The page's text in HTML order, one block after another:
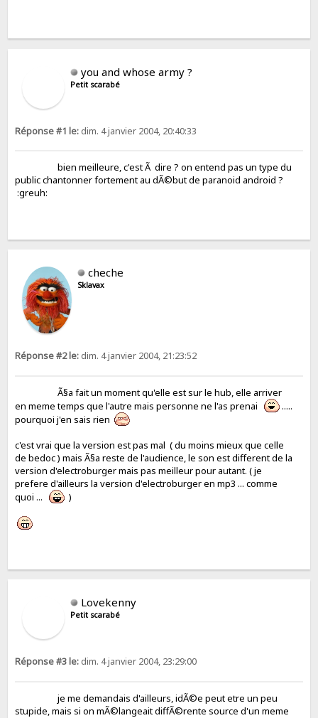
you and whose army ?
Petit scarabé
Réponse #1 le: dim. 4 janvier 2004, 20:40:33
bien meilleure, c'est Ã dire ? on entend pas un type du
public chantonner fortement au dÃ©but de paranoid android ?
:greuh:
cheche
Sklavax
Réponse #2 le: dim. 4 janvier 2004, 21:23:52
Ã§a fait un moment qu'elle est sur le hub, elle arriver
en meme temps que l'autre mais personne ne l'as prenai
.....
pourquoi j'en sais rien
c'est vrai que la version est pas mal ( du moins mieux que celle
de bedoc ) mais Ã§a reste de l'audience, le son est different de la
version d'electroburger mais pas meilleur pour autant. ( je
prefere d'ailleurs la version d'electroburger en mp3 ... comme
quoi ...
)
Lovekenny
Petit scarabé
Réponse #3 le: dim. 4 janvier 2004, 23:29:00
je me demandais d'ailleurs, idÃ©e peut etre un peu
stupide, mais si on mÃ©langeait diffÃ©rente source d'un meme